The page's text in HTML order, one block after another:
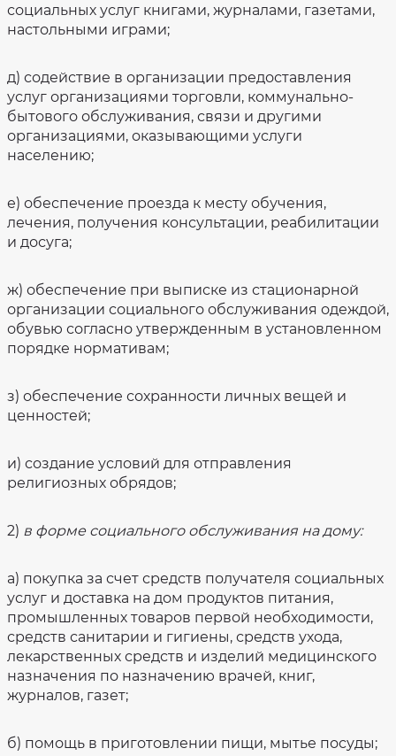
социальных услуг книгами, журналами, газетами,
настольными играми;
д) содействие в организации предоставления
услуг организациями торговли, коммунально-
бытового обслуживания, связи и другими
организациями, оказывающими услуги
населению;
е) обеспечение проезда к месту обучения,
лечения, получения консультации, реабилитации
и досуга;
ж) обеспечение при выписке из стационарной
организации социального обслуживания одеждой,
обувью согласно утвержденным в установленном
порядке нормативам;
з) обеспечение сохранности личных вещей и
ценностей;
и) создание условий для отправления
религиозных обрядов;
2) в форме социального обслуживания на дому:
а) покупка за счет средств получателя социальных
услуг и доставка на дом продуктов питания,
промышленных товаров первой необходимости,
средств санитарии и гигиены, средств ухода,
лекарственных средств и изделий медицинского
назначения по назначению врачей, книг,
журналов, газет;
б) помощь в приготовлении пищи, мытье посуды;